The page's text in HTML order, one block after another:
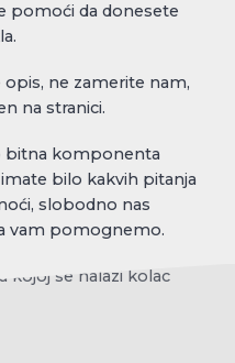
pomoći da donesete
ne zamerite nam,
na stranici.
bitna komponenta
bilo kakvih pitanja
slobodno nas
vam pomognemo.